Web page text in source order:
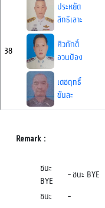
38
ประหยัด
สิทธิเลาะ
ศิวภักดิ์
อวนป้อง
เดชฤทธิ์
ขันละ
Remark :
ชนะ
BYE
-ชนะ BYE
ชนะ
-